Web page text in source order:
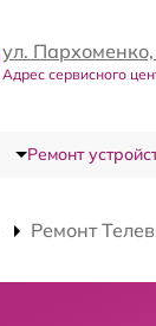
ул.
Адрес сервисного
Ремонт
Ремонт